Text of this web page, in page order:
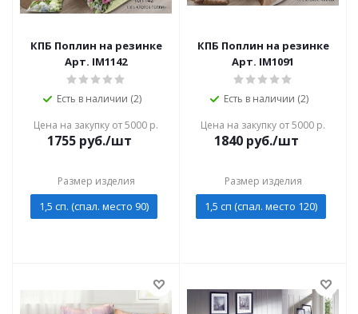
КПБ Поплин на резинке
Арт. IM1142
Есть в наличии (2)
Цена на закупку от 5000 р.
1755 руб./шт
Размер изделия
1,5 сп. (спал. место 90)
КПБ Поплин на резинке
Арт. IM1091
Есть в наличии (2)
Цена на закупку от 5000 р.
1840 руб./шт
Размер изделия
1,5 сп (спал. место 120)